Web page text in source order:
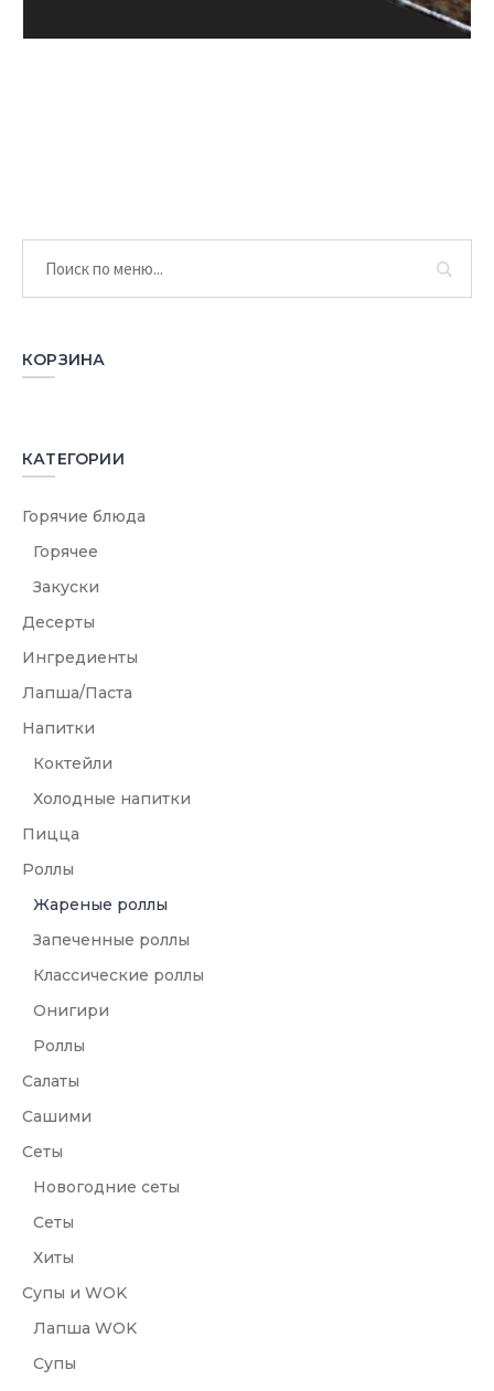
КОРЗИНА
КАТЕГОРИИ
Горячие блюда
Горячее
Закуски
Десерты
Ингредиенты
Лапша/Паста
Напитки
Коктейли
Холодные напитки
Пицца
Роллы
Жареные роллы
Запеченные роллы
Классические роллы
Онигири
Роллы
Салаты
Сашими
Сеты
Новогодние сеты
Сеты
Хиты
Супы и WOK
Лапша WOK
Супы